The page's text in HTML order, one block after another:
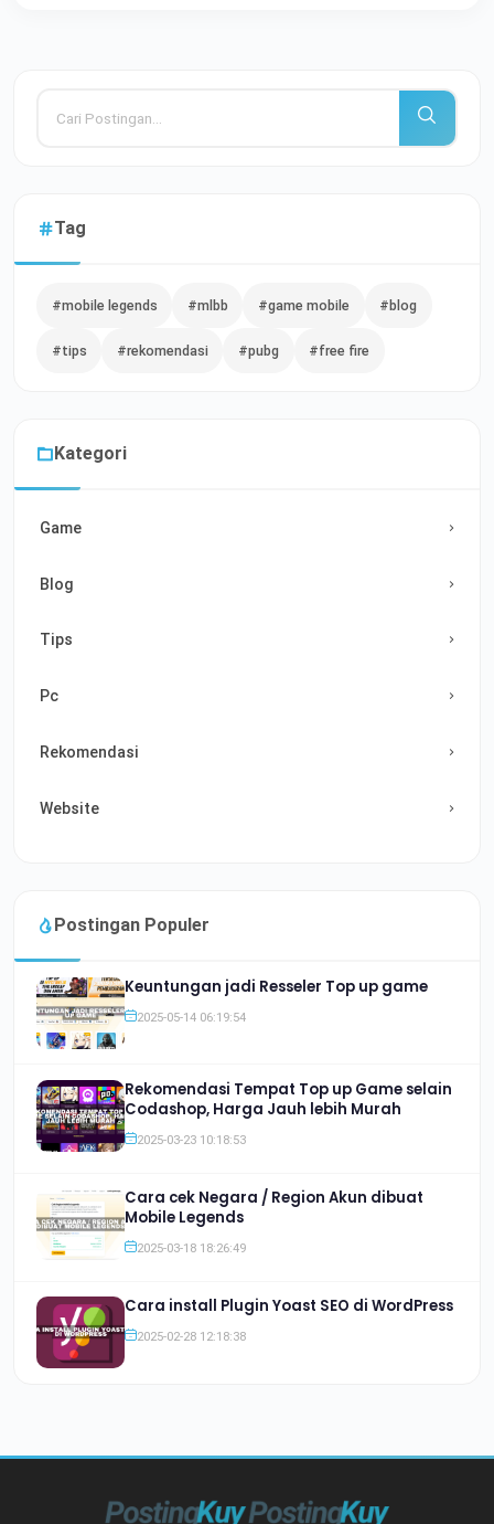
Tag
#mobile legends #mlbb #game mobile #blog
#tips #rekomendasi #pubg #free fire
Kategori
Game
Blog
Tips
Pc
Rekomendasi
Website
Postingan Populer
Keuntungan jadi Resseler Top up game
2025-05-14 06:19:54
Rekomendasi Tempat Top up Game selain
Codashop, Harga Jauh lebih Murah
2025-03-23 10:18:53
Cara cek Negara / Region Akun dibuat
Mobile Legends
2025-03-18 18:26:49
Cara install Plugin Yoast SEO di WordPress
2025-02-28 12:18:38